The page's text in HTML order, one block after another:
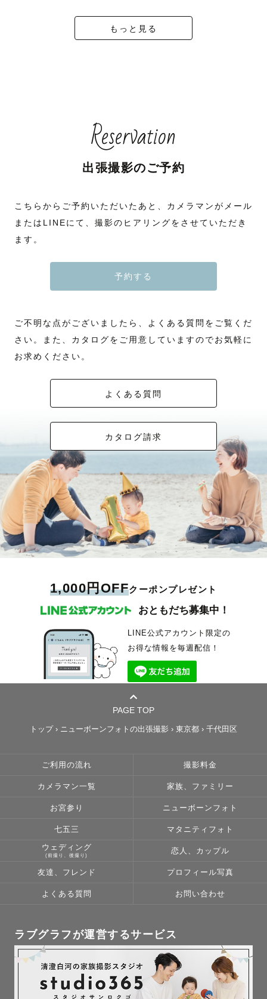
もっと見る
Reservation
出張撮影のご予約
こちらからご予約いただいたあと、カメラマンがメール
またはLINEにて、撮影のヒアリングをさせていただき
ます。
予約する
ご不明な点がございましたら、よくある質問をご覧くだ
さい。また、カタログをご用意していますのでお気軽に
お求めください。
よくある質問
カタログ請求
1,000円OFFクーポンプレゼント
おともだち募集中！
LINE公式アカウント限定の
お得な情報を毎週配信！
PAGE TOP
トップ › ニューボーンフォトの出張撮影 › 東京都 › 千代田区
ご利用の流れ 撮影料金
カメラマン一覧 家族、ファミリー
お宮参り ニューボーンフォト
七五三 マタニティフォト
ウェディング
(前撮り、後撮り)
恋人、カップル
友達、フレンド プロフィール写真
よくある質問 お問い合わせ
ラブグラフが運営するサービス